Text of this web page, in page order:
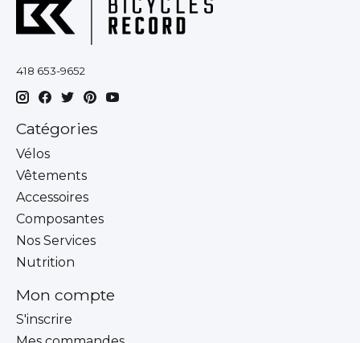
418 653-9652
Catégories
Vélos
Vêtements
Accessoires
Composantes
Nos Services
Nutrition
Mon compte
S'inscrire